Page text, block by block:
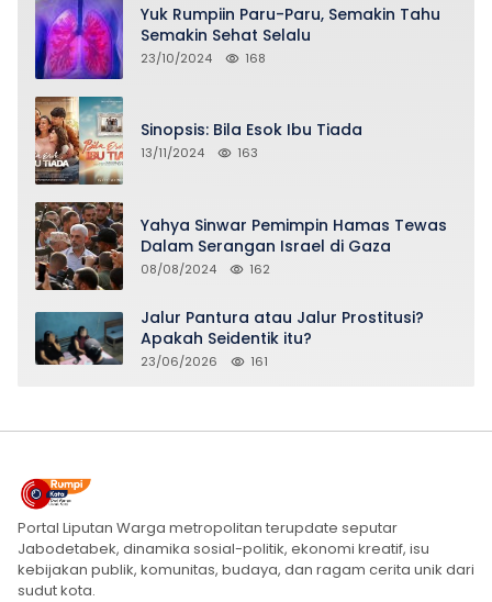
Yuk Rumpiin Paru-Paru, Semakin Tahu
Semakin Sehat Selalu
23/10/2024 168
Sinopsis: Bila Esok Ibu Tiada
13/11/2024 163
Yahya Sinwar Pemimpin Hamas Tewas
Dalam Serangan Israel di Gaza
08/08/2024 162
Jalur Pantura atau Jalur Prostitusi?
Apakah Seidentik itu?
23/06/2026 161
Portal Liputan Warga metropolitan terupdate seputar
Jabodetabek, dinamika sosial-politik, ekonomi kreatif, isu
kebijakan publik, komunitas, budaya, dan ragam cerita unik dari
sudut kota.